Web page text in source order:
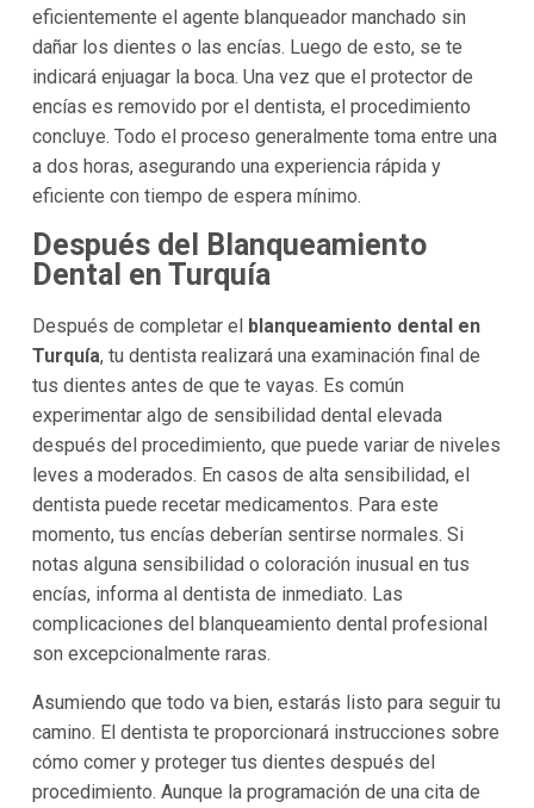
eficientemente el agente blanqueador manchado sin
dañar los dientes o las encías. Luego de esto, se te
indicará enjuagar la boca. Una vez que el protector de
encías es removido por el dentista, el procedimiento
concluye. Todo el proceso generalmente toma entre una
a dos horas, asegurando una experiencia rápida y
eficiente con tiempo de espera mínimo.
Después del Blanqueamiento
Dental en Turquía
Después de completar el blanqueamiento dental en
Turquía, tu dentista realizará una examinación final de
tus dientes antes de que te vayas. Es común
experimentar algo de sensibilidad dental elevada
después del procedimiento, que puede variar de niveles
leves a moderados. En casos de alta sensibilidad, el
dentista puede recetar medicamentos. Para este
momento, tus encías deberían sentirse normales. Si
notas alguna sensibilidad o coloración inusual en tus
encías, informa al dentista de inmediato. Las
complicaciones del blanqueamiento dental profesional
son excepcionalmente raras.
Asumiendo que todo va bien, estarás listo para seguir tu
camino. El dentista te proporcionará instrucciones sobre
cómo comer y proteger tus dientes después del
procedimiento. Aunque la programación de una cita de